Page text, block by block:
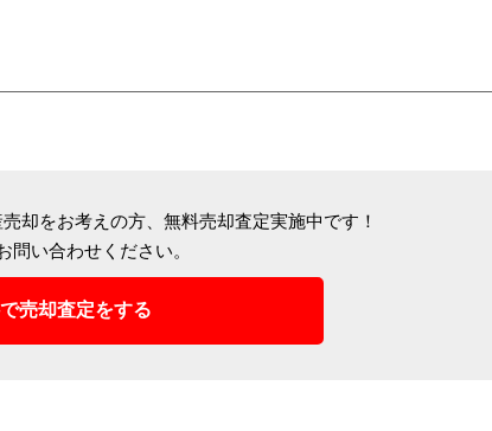
却をお考えの方、 無料売却査定実施中です！
問い合わせください。
売却査定をする